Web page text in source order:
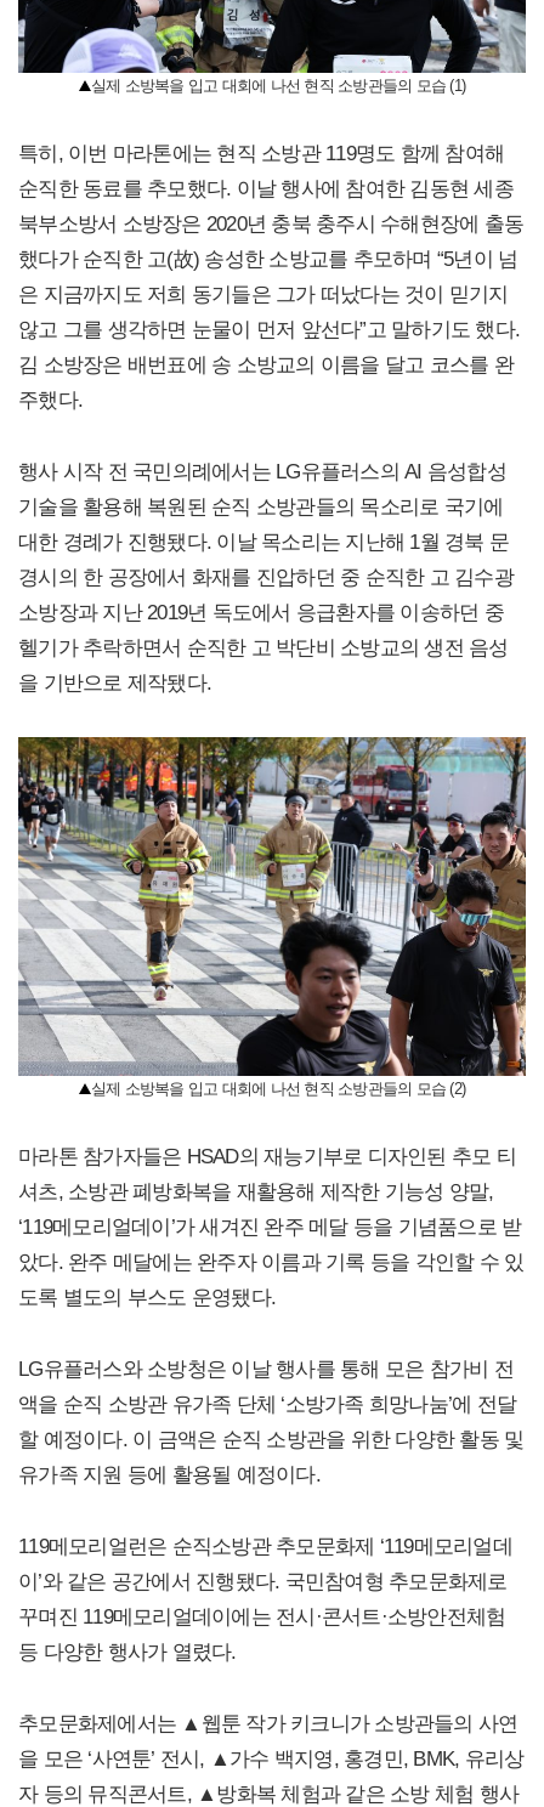
실제 소방복을 입고 대회에 나선 현직 소방관들의 모습 (1)
특히, 이번 마라톤에는 현직 소방관 119명도 함께 참여해
순직한 동료를 추모했다. 이날 행사에 참여한 김동현 세종
북부소방서 소방장은 2020년 충북 충주시 수해현장에 출동
했다가 순직한 고(故) 송성한 소방교를 추모하며 “5년이 넘
은 지금까지도 저희 동기들은 그가 떠났다는 것이 믿기지
않고 그를 생각하면 눈물이 먼저 앞선다”고 말하기도 했다.
김 소방장은 배번표에 송 소방교의 이름을 달고 코스를 완
주했다.
행사 시작 전 국민의례에서는 LG유플러스의 AI 음성합성
기술을 활용해 복원된 순직 소방관들의 목소리로 국기에
대한 경례가 진행됐다. 이날 목소리는 지난해 1월 경북 문
경시의 한 공장에서 화재를 진압하던 중 순직한 고 김수광
소방장과 지난 2019년 독도에서 응급환자를 이송하던 중
헬기가 추락하면서 순직한 고 박단비 소방교의 생전 음성
을 기반으로 제작됐다.
실제 소방복을 입고 대회에 나선 현직 소방관들의 모습 (2)
마라톤 참가자들은 HSAD의 재능기부로 디자인된 추모 티
셔츠, 소방관 폐방화복을 재활용해 제작한 기능성 양말,
‘119메모리얼데이’가 새겨진 완주 메달 등을 기념품으로 받
았다. 완주 메달에는 완주자 이름과 기록 등을 각인할 수 있
도록 별도의 부스도 운영됐다.
LG유플러스와 소방청은 이날 행사를 통해 모은 참가비 전
액을 순직 소방관 유가족 단체 ‘소방가족 희망나눔’에 전달
할 예정이다. 이 금액은 순직 소방관을 위한 다양한 활동 및
유가족 지원 등에 활용될 예정이다.
119메모리얼런은 순직소방관 추모문화제 ‘119메모리얼데
이’와 같은 공간에서 진행됐다. 국민참여형 추모문화제로
꾸며진 119메모리얼데이에는 전시·콘서트·소방안전체험
등 다양한 행사가 열렸다.
추모문화제에서는 ▲웹툰 작가 키크니가 소방관들의 사연
을 모은 ‘사연툰’ 전시, ▲가수 백지영, 홍경민, BMK, 유리상
자 등의 뮤직콘서트, ▲방화복 체험과 같은 소방 체험 행사